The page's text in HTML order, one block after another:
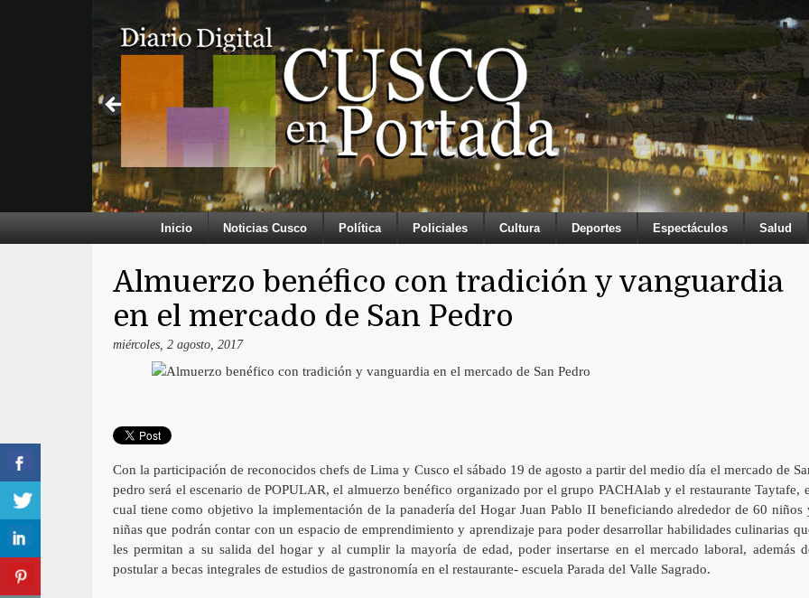
Inicio Noticias Cusco Política Policiales Cultura Deportes Espectáculos Salud
Almuerzo benéfico con tradición y vanguardia
en el mercado de San Pedro
miércoles, 2 agosto, 2017
Con la participación de reconocidos chefs de Lima y Cusco el sábado 19 de agosto a partir del medio día el mercado de
pedro será el escenario de POPULAR, el almuerzo benéfico organizado por el grupo PACHAlab y el restaurante Taytafe,
cual tiene como objetivo la implementación de la panadería del Hogar Juan Pablo II beneficiando alrededor de 60 niños
niñas que podrán contar con un espacio de emprendimiento y aprendizaje para poder desarrollar habilidades culinarias
les permitan a su salida del hogar y al cumplir la mayoría de edad, poder insertarse en el mercado laboral, además
postular a becas integrales de estudios de gastronomía en el restaurante- escuela Parada del Valle Sagrado.